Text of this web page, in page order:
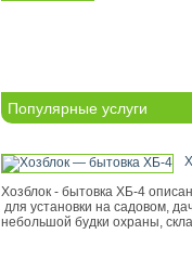
Популярные услуги
Хозблок - бытовка ХБ-4
для установки на садовом,
небольшой будки охраны,